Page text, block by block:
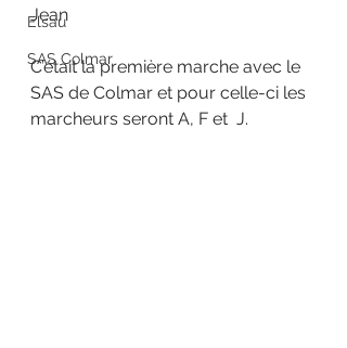
Elsau
SAS Colmar
Jean
C’était la première marche avec le
SAS de Colmar et pour celle-ci les
marcheurs seront A, F et  J.